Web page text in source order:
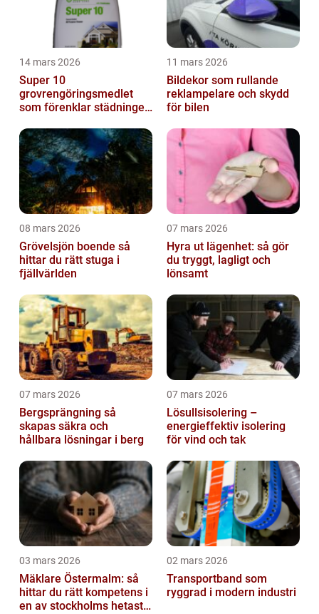
14 mars 2026
Super 10
grovrengöringsmedlet
som förenklar städningen
11 mars 2026
Bildekor som rullande
reklampelare och skydd
för bilen
08 mars 2026
Grövelsjön boende så
hittar du rätt stuga i
fjällvärlden
07 mars 2026
Hyra ut lägenhet: så gör
du tryggt, lagligt och
lönsamt
07 mars 2026
Bergsprängning så
skapas säkra och
hållbara lösningar i berg
07 mars 2026
Lösullsisolering –
energieffektiv isolering
för vind och tak
03 mars 2026
Mäklare Östermalm: så
hittar du rätt kompetens i
en av stockholms hetaste
02 mars 2026
Transportband som
ryggrad i modern industri